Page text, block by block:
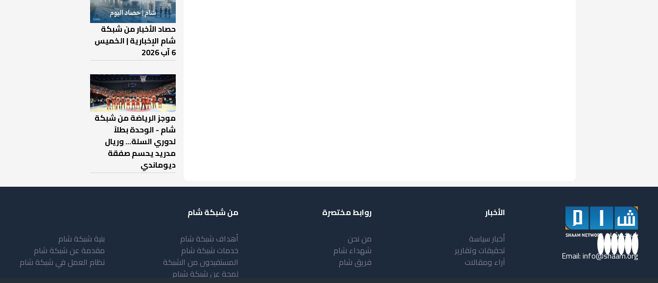
حصاد الأخبار من شبكة
شام الإخبارية | الخميس
6 آب 2026
موجز الرياضة من شبكة
شام - الوحدة بطلاً
لدوري السلة... وريال
مدريد يحسم صفقة
ديوماندي
Email:info@shaam.org
الأخبار
أخبار سياسة
تحقيقات وتقارير
آراء ومقالات
روابط مختصرة
من نحن
شهداء شام
فريق شام
من شبكة شام
أهداف شبكة شام
خدمات شبكة شام
المستفيدون من الشبكة
لمحة عن شبكة شبام
بنية شبكة شام
مقدمة عن شبكة شام
نظام العمل في شبكة شام